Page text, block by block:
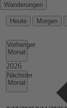
Wanderungen
Heute Morgen
Vorheriger
Monat
Nächster
Monat